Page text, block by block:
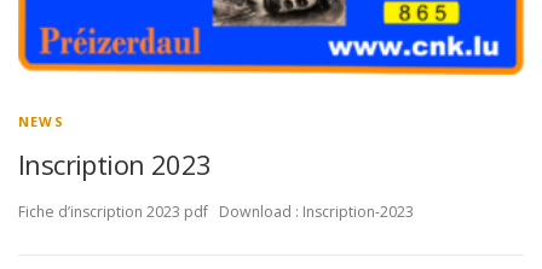
NEWS
Inscription 2023
Fiche d’inscription 2023 pdf Download : Inscription-2023